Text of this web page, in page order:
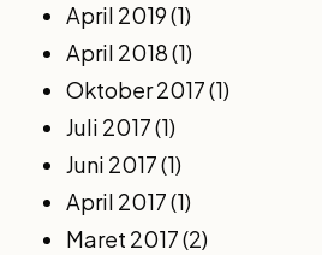
April 2019(1)
April 2018(1)
Oktober 2017(1)
Juli 2017(1)
Juni 2017(1)
April 2017(1)
Maret 2017(2)